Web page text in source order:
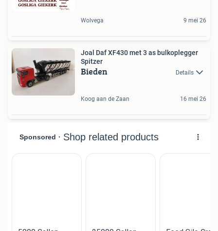
Wolvega 9 mei 26
Joal Daf XF430 met 3 as bulkoplegger
Spitzer
Bieden Details
Koog aan de Zaan 16 mei 26